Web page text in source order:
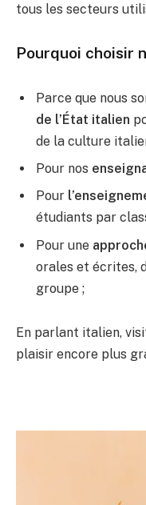
tous les secteurs
Pourquoi choisir
Parce que nous
de l’État italien
de la culture
Pour nos
Pour
étudiants par
Pour une
orales et écrites,
groupe ;
En parlant italien,
plaisir encore plus